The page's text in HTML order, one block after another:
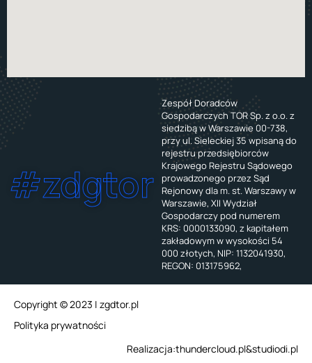
#zdgtor
Zespół Doradców
Gospodarczych TOR Sp. z o.o. z
siedzibą w Warszawie 00-738,
przy ul. Sieleckiej 35 wpisaną do
rejestru przedsiębiorców
Krajowego Rejestru Sądowego
prowadzonego przez Sąd
Rejonowy dla m. st. Warszawy w
Warszawie, XII Wydział
Gospodarczy pod numerem
KRS: 0000133090, z kapitałem
zakładowym w wysokości 54
000 złotych, NIP: 1132041930,
REGON: 013175962,
Copyright © 2023 | zgdtor.pl
Polityka prywatności
studiodi.pl
&
thundercloud.pl
Realizacja: